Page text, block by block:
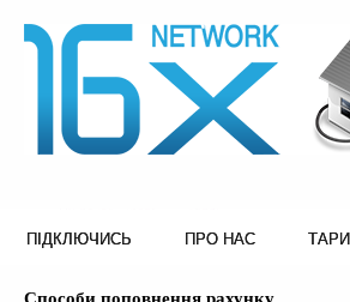
ПІДКЛЮЧИСЬ ПРО НАС